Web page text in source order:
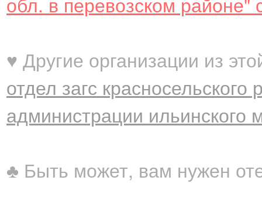
♥ Другие организации из
отдел загс красносельского
администрации ильинского
♣ Быть может, вам нужен